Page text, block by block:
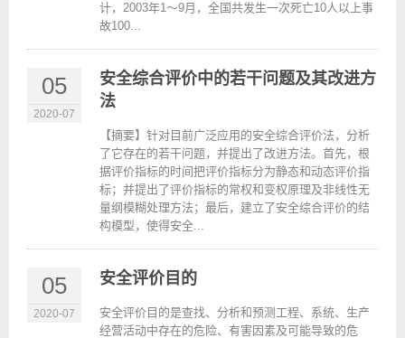
计，2003年1～9月，全国共发生一次死亡10人以上事
故100...
05
2020-07
安全综合评价中的若干问题及其改进方
法
【摘要】针对目前广泛应用的安全综合评价法，分析
了它存在的若干问题，并提出了改进方法。首先，根
据评价指标的时间把评价指标分为静态和动态评价指
标；并提出了评价指标的常权和变权原理及非线性无
量纲模糊处理方法；最后，建立了安全综合评价的结
构模型，使得安全...
05
2020-07
安全评价目的
安全评价目的是查找、分析和预测工程、系统、生产
经营活动中存在的危险、有害因素及可能导致的危